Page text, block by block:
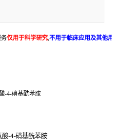
仅用于科学研究,不用于临床应用及其他用
-4-硝基酰苯胺
酸-4-硝基酰苯胺